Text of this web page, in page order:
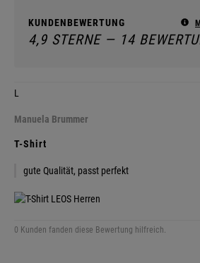
KUNDENBEWERTUNG
4,9 STERNE — 14
L
Manuela Brummer
T-Shirt
gute Qualität, passt perfekt
0 Kunden fanden diese Bewertung hilfreich.